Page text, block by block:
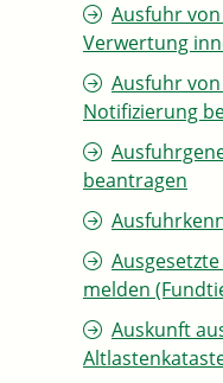
Ausfuhr
Verwertung
Ausfuhr
Notifizierung
beantragen
melden
Auskunft